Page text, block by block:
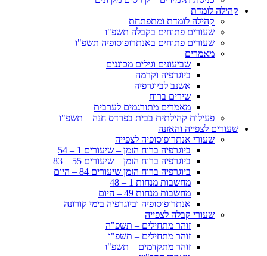
קהילה לומדת
קהילה לומדת ומתפתחת
שעורים פתוחים בקבלה תשפ"ו
שעורים פתוחים באנתרופוסופיה תשפ"ו
מאמרים
שביעונים וגילים מכוננים
ביוגרפיה וקרמה
אשנב לביוגרפיה
שירים ברוח
מאמרים מתורגמים לערבית
פעילות קהילתית בבית בפרדס חנה – תשפ"ו
שעורים לצפייה והאזנה
שעורי אנתרופוסופיה לצפייה
ביוגרפיה ברוח הזמן – שיעורים 1 – 54
ביוגרפיה ברוח הזמן – שיעורים 55 – 83
ביוגרפיה ברוח הזמן שיעורים 84 – היום
מחשבות מנחות 1 – 48
מחשבות מנחות 49 – היום
אנתרופוסופיה וביוגרפיה בימי קורונה
שעורי קבלה לצפייה
זוהר מתחילים – תשפ"ה
זוהר מתחילים – תשפ"ו
זוהר מתקדמים – תשפ"ו